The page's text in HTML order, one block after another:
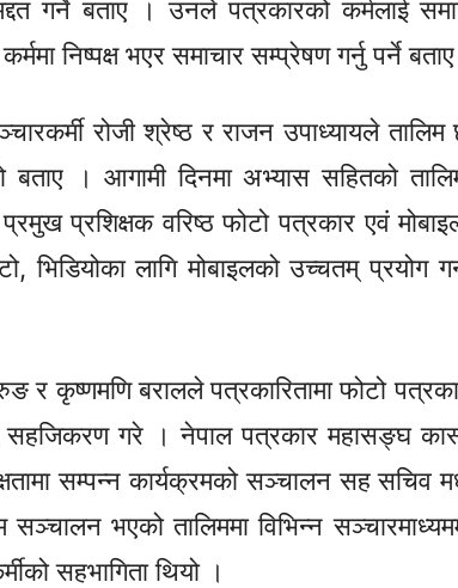
गर्ने बताए । उनले पत्रकारको कर्मलाई
निष्पक्ष भएर समाचार सम्प्रेषण गर्नु पर्ने
रोजी श्रेष्ठ र राजन उपाध्यायले
बताए । आगामी दिनमा अभ्यास सहितको
प्रशिक्षक वरिष्ठ फोटो पत्रकार एवं
भिडियोका लागि मोबाइलको उच्चतम् प्रयोग
र कृष्णमणि बरालले पत्रकारितामा फोटो
गरे । नेपाल पत्रकार महासङ्घ
सम्पन्न कार्यक्रमको सञ्चालन सह सचिव
भएको तालिममा विभिन्न
सहभागिता थियो ।